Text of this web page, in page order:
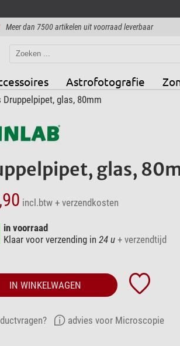
Meer dan 7500 artikelen uit voorraad leverbaar
Astrofotografie
Druppelpipet, glas, 80mm
glas,
incl.btw + verzendkosten
in voorraad
Klaar voor verzending in 24 u + verzendtijd
IN WINKELWAGEN
advies voor Microscopie